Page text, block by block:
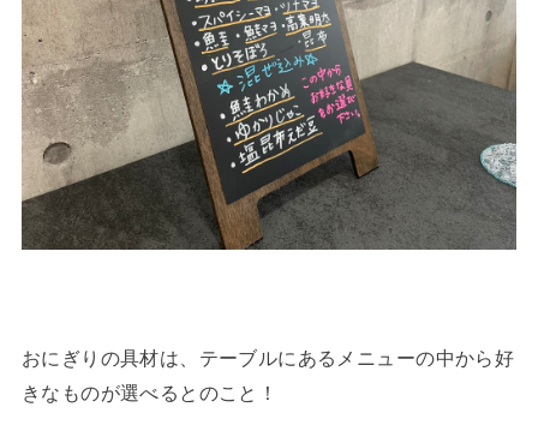
おにぎりの具材は、テーブルにあるメニューの中から好
きなものが選べるとのこと！